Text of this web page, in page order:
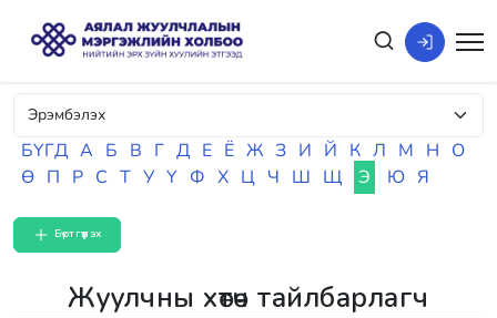
БҮГД А Б В Г Д Е Ё Ж З И Й К Л М Н О
Ө П Р С Т У Ү Ф Х Ц Ч Ш Щ Э Ю Я
Бүртгүүлэх
Жуулчны хөтөч тайлбарлагч